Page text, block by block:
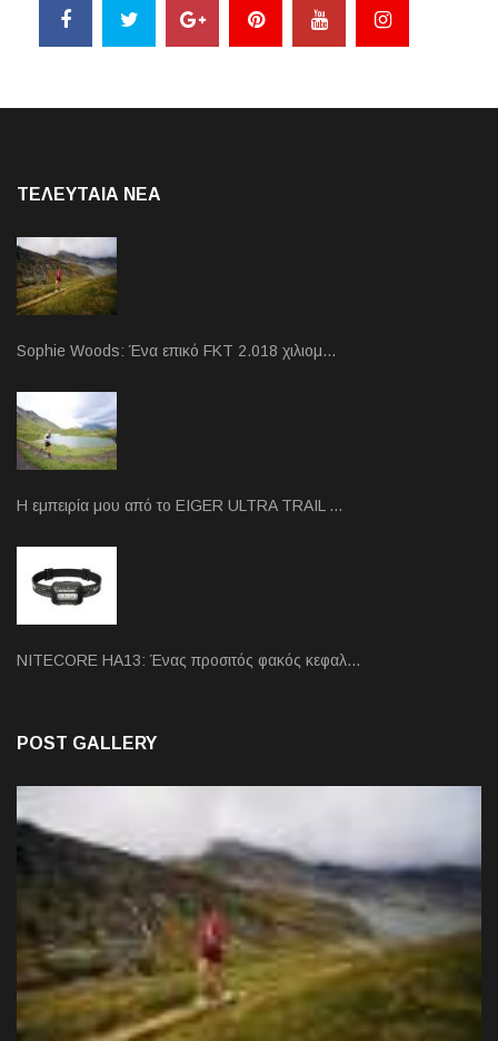
ΤΕΛΕΥΤΑΙΑ NEA
Sophie Woods: Ένα επικό FKT 2.018 χιλιομ…
Η εμπειρία μου από το EIGER ULTRA TRAIL …
NITECORE HA13: Ένας προσιτός φακός κεφαλ…
POST GALLERY